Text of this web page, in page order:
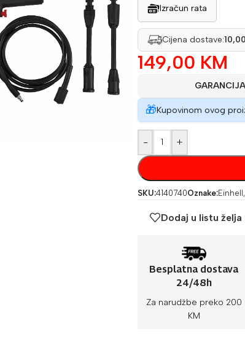
Izračun rata
Cijena dostave:
149,00 KM
GARANCIJA
🎁Kupovinom ovog
- +
SKU:4140740Oznake:Einhell,
Dodaj u listu želja
Besplatna dostava
24/48h
Za narudžbe preko 200
KM